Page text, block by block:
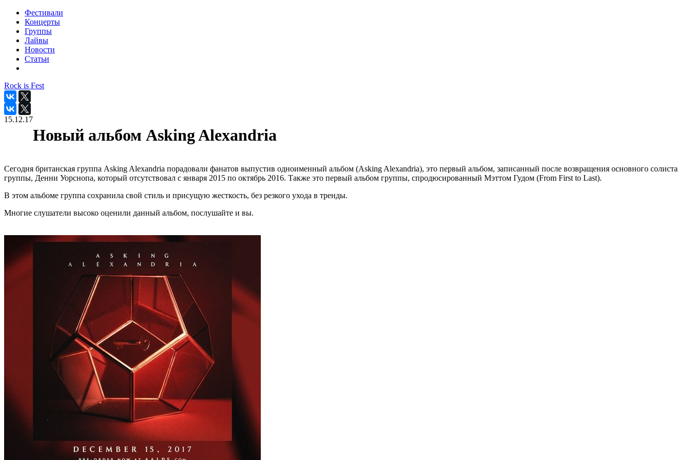
Фестивали
Концерты
Группы
Лайвы
Новости
Статьи
Rock is Fest
15.12.17
Новый альбом Asking Alexandria
Сегодня британская группа Asking Alexandria порадовали фанатов выпустив одноименный альбом (Asking Alexandria), это первый альбом, записанный после возвращения основного солиста
группы, Денни Уорснопа, который отсутствовал с января 2015 по октябрь 2016. Также это первый альбом группы, спродюсированный Мэттом Гудом (From First to Last).
В этом альбоме группа сохранила свой стиль и присущую жесткость, без резкого ухода в тренды.
Многие слушатели высоко оценили данный альбом, послушайте и вы.